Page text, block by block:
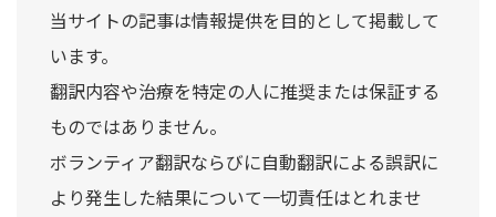
当サイトの記事は情報提供を目的として掲載して
います。
翻訳内容や治療を特定の人に推奨または保証する
ものではありません。
ボランティア翻訳ならびに自動翻訳による誤訳に
より発生した結果について一切責任はとれませ